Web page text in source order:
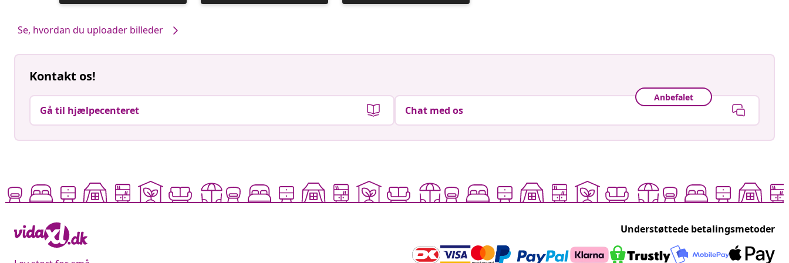
offentliggjort
offentliggjort
offentliggjort
Se, hvordan du uploader billeder
Kontakt os!
Gå til hjælpecenteret
Anbefalet
Chat med os
Understøttede betalingsmetoder